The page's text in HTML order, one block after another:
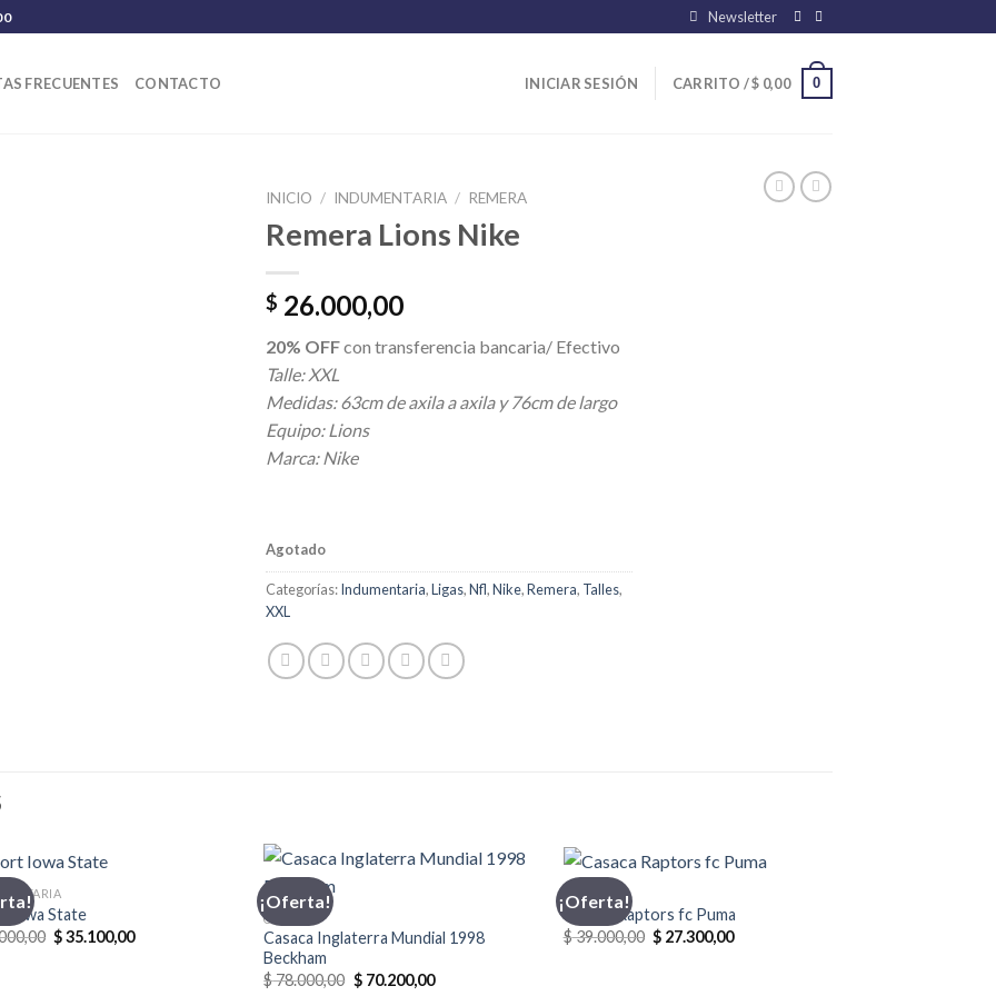
Newsletter
FRECUENTES CONTACTO INICIAR SESIÓN CARRITO /$ 0,00 0
INICIO / INDUMENTARIA / REMERA
Remera Lions Nike
$ 26.000,00
20% OFFcon transferencia bancaria/ Efectivo
Talle: XXL
Medidas: 63cm de axila a axila y 76cm de largo
Equipo: Lions
Marca: Nike
Agotado
Categorías:Indumentaria,Ligas,Nfl,Nike,Remera, Talles,
XXL
Iowa State
El
precio
$35.100,00El
¡Oferta!
CASACA
Casaca Inglaterra Mundial 1998
Beckham
$78.000,00 El
$70.200,00El
¡Oferta!
CASACA
Casaca Raptors fc Puma
$39.000,00 El
precio
$27.300,00El